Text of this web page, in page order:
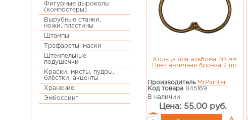
Фигурные дыроколы
(компостеры)
Вырубные станки,
ножи, пластины
Штампы
Трафареты, маски
Штемпельные
подушечки
Краски, мисты, пудры,
блёстки, акценты
Хранение
Эмбоссинг
Кольца для альбома 30 мм
Цвет античная бронза 2 шт
Производитель MrPainter
Код товара 845169
В наличии
Цена: 55.00 руб.